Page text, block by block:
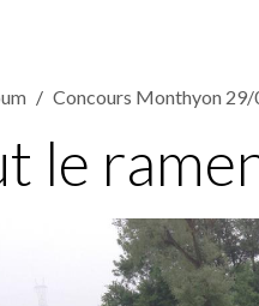
Concours Monthyon
le